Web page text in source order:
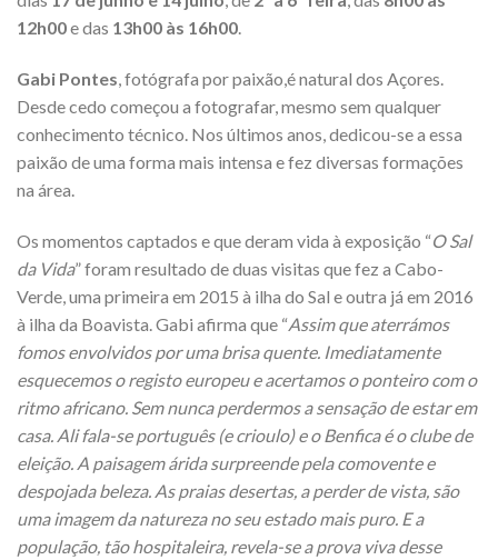
12h00e das 13h00 às 16h00.
Gabi Pontes, fotógrafa por paixão,é natural dos Açores.
Desde cedo começou a fotografar, mesmo sem qualquer
conhecimento técnico. Nos últimos anos, dedicou-se a essa
paixão de uma forma mais intensa e fez diversas formações
na área.
Os momentos captados e que deram vida à exposição “O Sal
da Vida” foram resultado de duas visitas que fez a Cabo-
Verde, uma primeira em 2015 à ilha do Sal e outra já em 2016
à ilha da Boavista. Gabi afirma que “Assim que aterrámos
fomos envolvidos por uma brisa quente. Imediatamente
esquecemos o registo europeu e acertamos o ponteiro com o
ritmo africano. Sem nunca perdermos a sensação de estar em
casa. Ali fala-se português (e crioulo) e o Benfica é o clube de
eleição. A paisagem árida surpreende pela comovente e
despojada beleza. As praias desertas, a perder de vista, são
uma imagem da natureza no seu estado mais puro. E a
população, tão hospitaleira, revela-se a prova viva desse